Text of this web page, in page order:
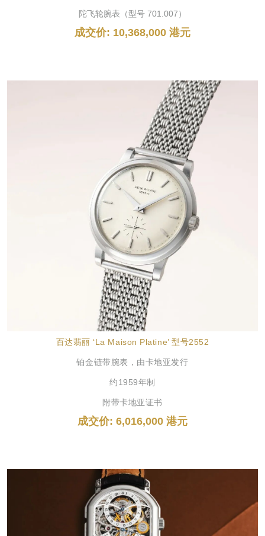
陀飞轮腕表（型号 701.007）
成交价: 10,368,000 港元
百达翡丽 ‘La Maison Platine’ 型号2552
铂金链带腕表，由卡地亚发行
约1959年制
附带卡地亚证书
成交价: 6,016,000 港元